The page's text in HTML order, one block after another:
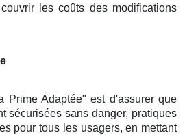
les coûts des modifications
Prime Adaptée" est d'assurer que
sécurisées sans danger, pratiques
pour tous les usagers, en mettant